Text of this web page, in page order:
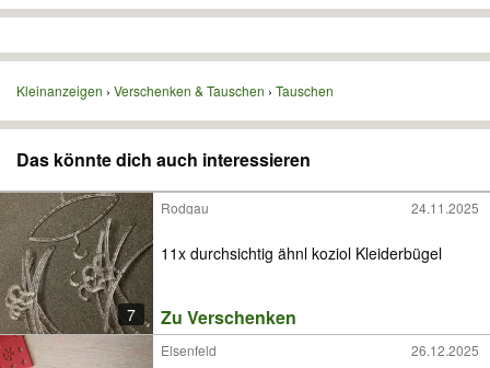
Kleinanzeigen Verschenken & Tauschen Tauschen
Das könnte dich auch interessieren
7
Rodgau 24.11.2025
11x durchsichtig ähnl koziol Kleiderbügel
Zu Verschenken
Elsenfeld 26.12.2025